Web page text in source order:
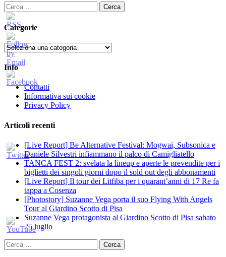
Ricerca
per:
Categorie
Categorie
Info
Contatti
Informativa sui cookie
Privacy Policy
Articoli recenti
[Live Report] Be Alternative Festival: Mogwai, Subsonica e
Daniele Silvestri infiammano il palco di Camigliatello
TANCA FEST 2: svelata la lineup e aperte le prevendite per i
biglietti dei singoli giorni dopo il sold out degli abbonamenti
[Live Report] Il tour dei Litfiba per i quarant’anni di 17 Re fa
tappa a Cosenza
[Photostory] Suzanne Vega porta il suo Flying With Angels
Tour al Giardino Scotto di Pisa
Suzanne Vega protagonista al Giardino Scotto di Pisa sabato
25 luglio
Ricerca
per: